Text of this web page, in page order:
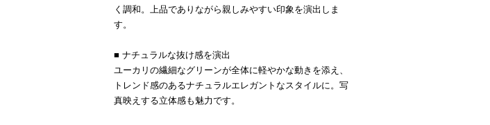
く調和。上品でありながら親しみやすい印象を演出しま
す。
■ ナチュラルな抜け感を演出
ユーカリの繊細なグリーンが全体に軽やかな動きを添え、
トレンド感のあるナチュラルエレガントなスタイルに。写
真映えする立体感も魅力です。